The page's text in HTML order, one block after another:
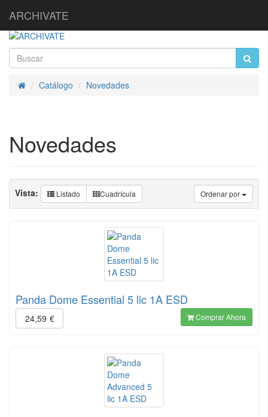
ARCHIVATE
InicioCatálogo Novedades
Novedades
Ordenar por
Vista: Listado Cuadrícula
Panda Dome Essential 5 lic 1A ESD
24,59 € Comprar Ahora